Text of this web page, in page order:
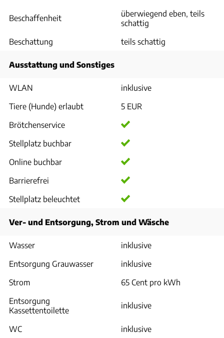
Beschaffenheit
überwiegend eben, teils
schattig
Beschattung
teils schattig
Ausstattung und Sonstiges
WLAN
inklusive
Tiere (Hunde) erlaubt
5 EUR
Brötchenservice
Stellplatz buchbar
Online buchbar
Barrierefrei
Stellplatz beleuchtet
Ver- und Entsorgung, Strom und Wäsche
Wasser
inklusive
Entsorgung Grauwasser
inklusive
Strom
65 Cent pro kWh
Entsorgung
Kassettentoilette
inklusive
WC
inklusive